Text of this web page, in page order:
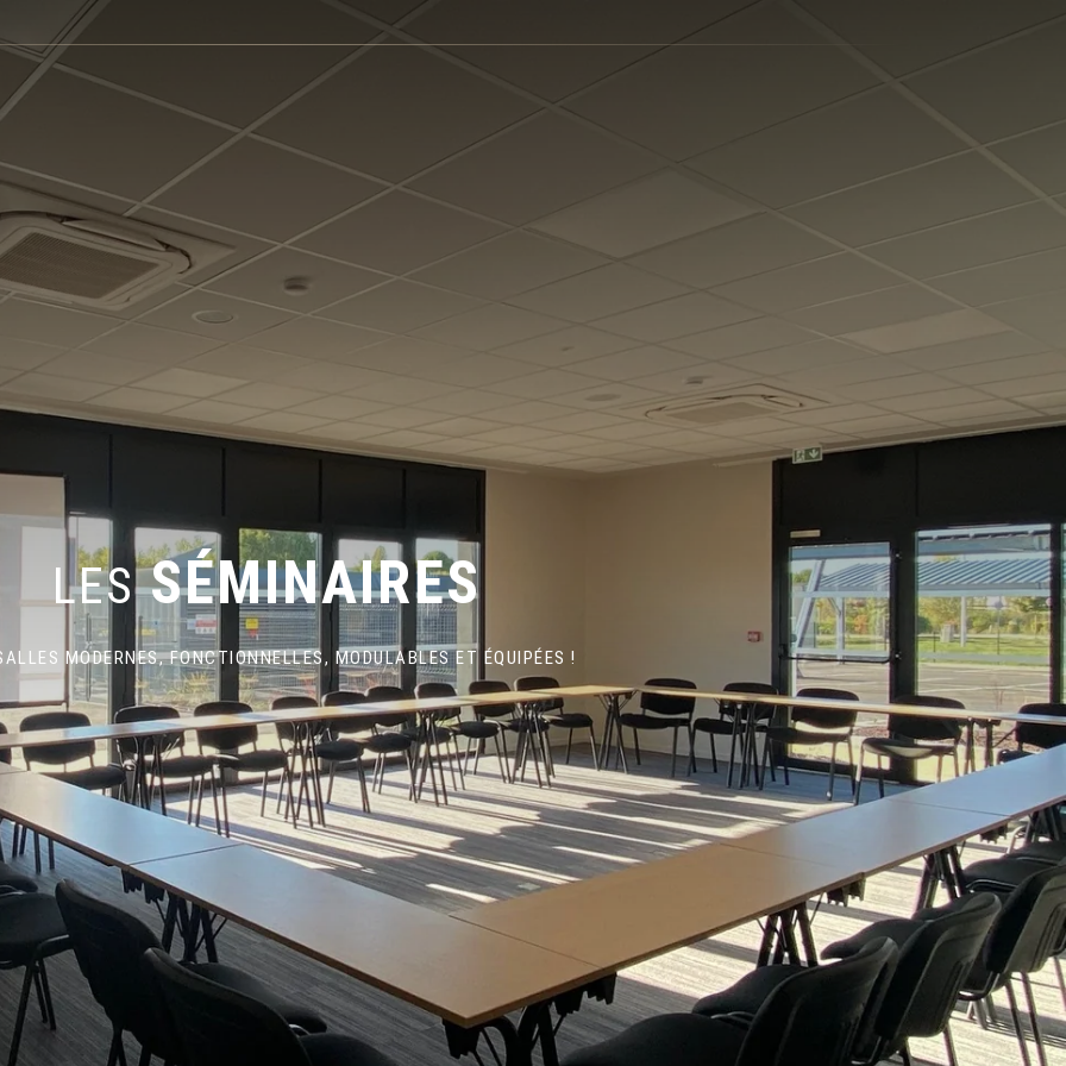
LESSÉMINAIRES
MODERNES, FONCTIONNELLES, MODULABLES ET ÉQUIPÉES !